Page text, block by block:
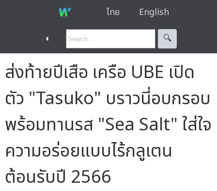
ไทย English
◐ 🔍︎
ส่งท้ายปีเสือ เครือ UBE เปิด
ตัว "Tasuko" บราวนี่อบกรอบ
พร้อมทานรส "Sea Salt" ใส่ใจ
ความอร่อยแบบไร้กลูเตน
ต้อนรับปี 2566